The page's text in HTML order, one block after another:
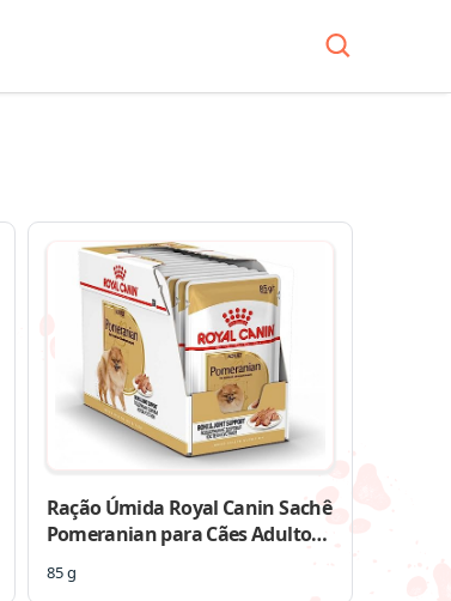
Ração Úmida Royal Canin Sachê
Pomeranian para Cães Adultos
85 g